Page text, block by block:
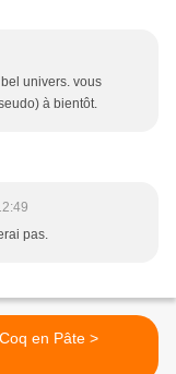
univers. vous
à bientôt.
pas.
Coq en Pâte >